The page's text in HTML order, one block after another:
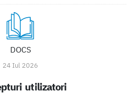
DOCS
24 Iul 2026
utilizatori